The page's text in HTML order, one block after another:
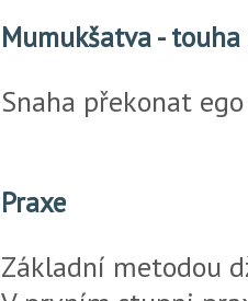
Mumukšatva -
Snaha překonat
Praxe
Základní metodou